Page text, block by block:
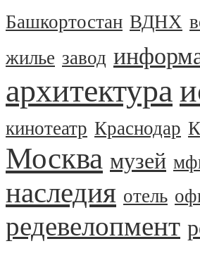
Башкортостан ВДНХ
жилье завод
архитектура
кинотеатр Краснодар
Москва музей
наследия отель
редевелопмент